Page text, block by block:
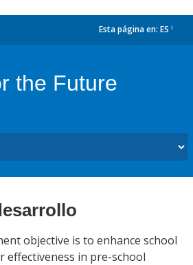
Esta página en: ES
the Future
objective is to enhance school
effectiveness in pre-school